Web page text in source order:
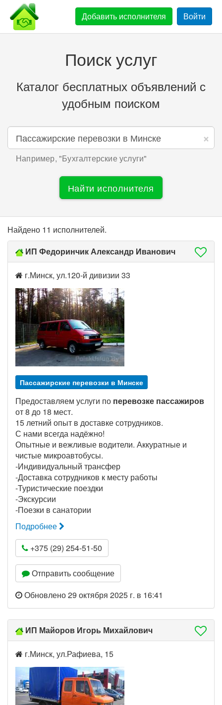
Добавить исполнителя Войти
Поиск услуг
Каталог бесплатных объявлений с
удобным поиском
×
Например, "Бухгалтерские услуги"
Найти исполнителя
Найдено 11 исполнителей.
ИП Федоринчик Александр Иванович
г.Минск, ул.120-й дивизии 33
Пассажирские перевозки в Минске
Предоставляем услуги по перевозке пассажиров
от 8 до 18 мест.
15 летний опыт в доставке сотрудников.
С нами всегда надёжно!
Опытные и вежливые водители. Аккуратные и
чистые микроавтобусы.
-Индивидуальный трансфер
-Доставка сотрудников к месту работы
-Туристические поездки
-Экскурсии
-Поезки в санатории
Подробнее
+375 (29) 254-51-50
Отправить сообщение
Обновлено 29 октября 2025 г. в 16:41
ИП Майоров Игорь Михайлович
г.Минск, ул.Рафиева, 15